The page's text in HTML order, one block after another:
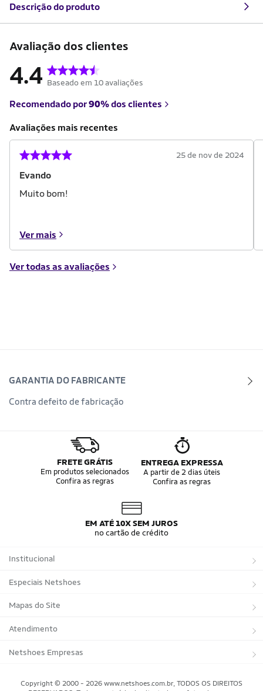
Descrição do produto
Avaliação dos clientes
4.4 Baseado em 10 avaliações
Recomendado por90%dos clientes
Avaliações mais recentes
Evando
25 de nov de 2024
Muito bom!
Ver mais
Ver todas as avaliações
GARANTIA DO FABRICANTE
Contra defeito de fabricação
FRETE GRÁTIS
Em produtos selecionados
Confira as regras
ENTREGA EXPRESSA
A partir de 2 dias úteis
Confira as regras
EM ATÉ 10X SEM JUROS
no cartão de crédito
Institucional
Sobre a Netshoes
Política de Privacidade
Programa de Afiliados
Regulamentos
Especiais Netshoes
Suplementos
Corrida
Bicicletas
Mapas do Site
Marcas
Tipos de Produtos
Atendimento
Trocas e devoluções
Netshoes Empresas
Copyright © 2000 - 2026 www.netshoes.com.br, TODOS OS DIREITOS